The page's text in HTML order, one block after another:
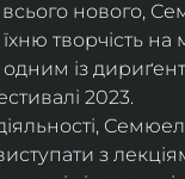
всього нового,
творчість
із
2023.
з